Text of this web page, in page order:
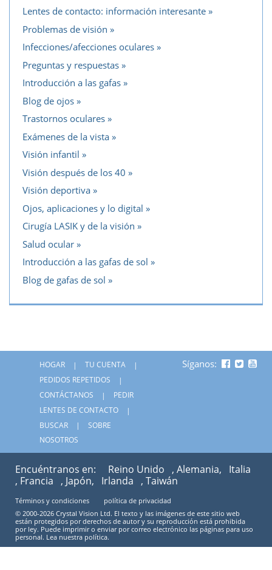
Lentes de contacto: información interesante
Problemas de visión
Infecciones/afecciones oculares
Preguntas y respuestas
Introducción a las gafas
Blog de ojos
Trastornos oculares
Exámenes de la vista
Visión infantil
Visión después de los 40
Visión deportiva
Ojos, aplicaciones y lo digital
Cirugía LASIK y de la visión
Salud ocular
Introducción a las gafas de sol
Blog de gafas de sol
HOGAR
TU CUENTA
PEDIDOS REPETIDOS
CONTÁCTANOS
PEDIR
LENTES DE CONTACTO
BUSCAR
SOBRE
NOSOTROS
Síganos:
Encuéntranos en: Reino Unido , Alemania,
Italia
, Francia
, Japón, Irlanda , Taiwán
Términos y condiciones
política de privacidad
© 2000-2026 Crystal Vision Ltd. El texto y las imágenes de este sitio web
están protegidos por derechos de autor y su reproducción está prohibida
por ley. Puede imprimir o enviar por correo electrónico las páginas para uso
personal. Lea nuestra política.